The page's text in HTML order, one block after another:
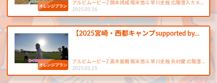
アルビムービーZ 岡本將成 堀米悠斗 早川史哉 広報潜入カメ…
2025.01.16
【2025宮崎・西都キャンプsupported by…
アルビムービーZ 高木善朗 堀米悠斗 早川史哉 矢村健 広報潜…
2025.01.15